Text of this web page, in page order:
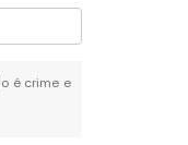
é crime e